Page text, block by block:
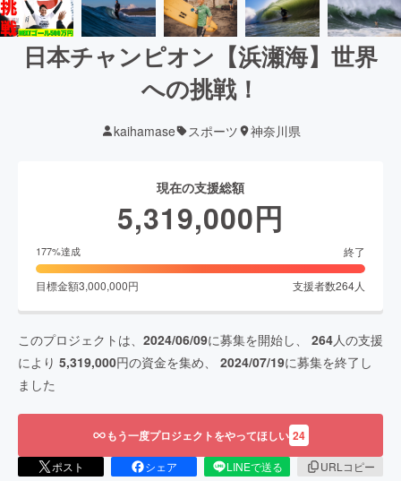
日本チャンピオン【浜瀬海】世界
への挑戦！
kaihamase スポーツ 神奈川県
現在の支援総額
5,319,000円
177%達成 終了
目標金額3,000,000円 支援者数264人
このプロジェクトは、 2024/06/09に募集を開始し、 264人の支援
により 5,319,000円の資金を集め、 2024/07/19に募集を終了し
ました
もう一度プロジェクトをやってほしい 24
ポスト シェア LINEで送る
URLコピー